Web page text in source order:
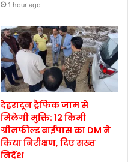
1 hour ago
देहरादून ट्रैफिक जाम से
मिलेगी मुक्ति: 12 किमी
ग्रीनफील्ड बाईपास का DM ने
किया निरीक्षण, दिए सख्त
निर्देश